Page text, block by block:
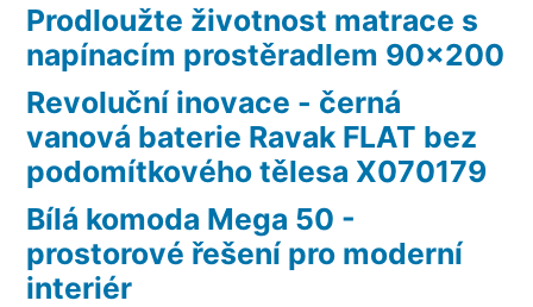
Prodloužte životnost matrace s
napínacím prostěradlem 90×200
Revoluční inovace - černá
vanová baterie Ravak FLAT bez
podomítkového tělesa X070179
Bílá komoda Mega 50 -
prostorové řešení pro moderní
interiér